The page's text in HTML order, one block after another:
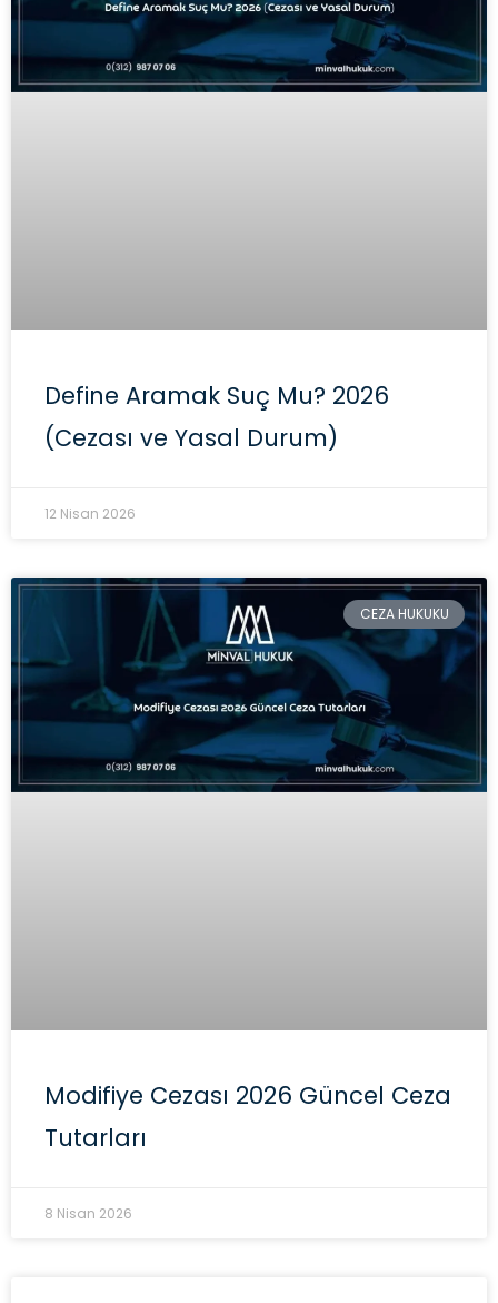
Define Aramak Suç Mu? 2026
(Cezası ve Yasal Durum)
12 Nisan 2026
CEZA HUKUKU
Modifiye Cezası 2026 Güncel Ceza
Tutarları
8 Nisan 2026